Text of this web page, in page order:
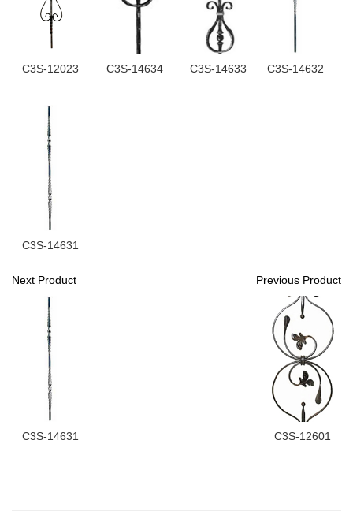
C3S-12023 C3S-14634 C3S-14633 C3S-14632
C3S-14631
Next Product
C3S-14631
Previous Product
C3S-12601